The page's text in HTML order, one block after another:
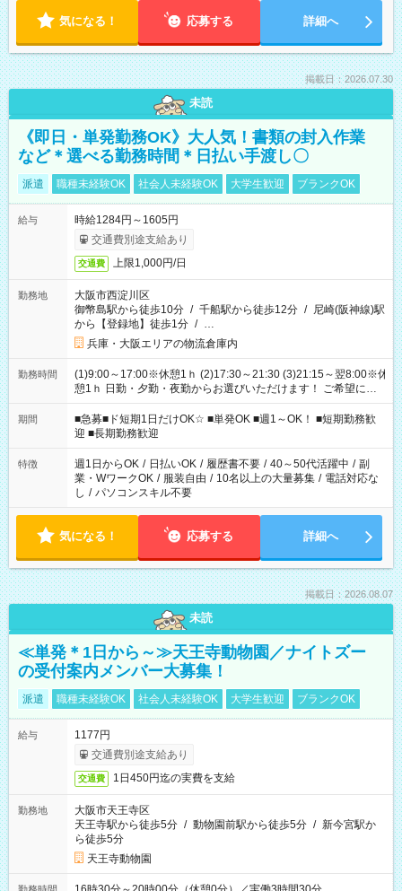
気になる！ 応募する 詳細へ
掲載日：2026.07.30
未読
《即日・単発勤務OK》大人気！書類の封入作業
など＊選べる勤務時間＊日払い手渡し〇
派遣 職種未経験OK 社会人未経験OK 大学生歓迎 ブランクOK
給与
時給1284円～1605円
交通費別途支給あり
交通費 上限1,000円/日
勤務地
大阪市西淀川区
御幣島駅から徒歩10分 / 千船駅から徒歩12分 / 尼崎(阪神線)駅
から【登録地】徒歩1分 / …
兵庫・大阪エリアの物流倉庫内
勤務時間
(1)9:00～17:00※休憩1ｈ (2)17:30～21:30 (3)21:15～翌8:00※休
憩1ｈ 日勤・夕勤・夜勤からお選びいただけます！ ご希望に合
わせて働けるお仕事です(*^^*) 【その他選べる勤務時間】 8-17
時/9-17時/9-18時/10-18時/11-21時/18-22時/20-翌4時/21-翌5
時/22-翌6時/0-翌8時 ご自身のご都合で選んで頂ける完全自由シ
フト！
期間
■急募■ド短期1日だけOK☆ ■単発OK ■週1～OK！ ■短期勤務歓
迎 ■長期勤務歓迎
特徴 週1日からOK / 日払いOK / 履歴書不要 / 40～50代活躍中 / 副
業・WワークOK / 服装自由 / 10名以上の大量募集 / 電話対応な
し / パソコンスキル不要
気になる！ 応募する 詳細へ
掲載日：2026.08.07
未読
≪単発＊1日から～≫天王寺動物園／ナイトズー
の受付案内メンバー大募集！
派遣 職種未経験OK 社会人未経験OK 大学生歓迎 ブランクOK
給与
1177円
交通費別途支給あり
交通費 1日450円迄の実費を支給
勤務地
大阪市天王寺区
天王寺駅から徒歩5分 / 動物園前駅から徒歩5分 / 新今宮駅か
ら徒歩5分
天王寺動物園